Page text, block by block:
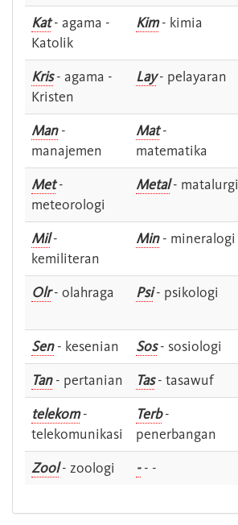
Kat- agama -
Katolik
Kim- kimia
Kris- agama -
Kristen
Lay- pelayaran
Man-
manajemen
Mat-
matematika
Met-
meteorologi
Metal- matalurgi
Mil-
kemiliteran
Min- mineralogi
Olr- olahraga Psi- psikologi
Sen- kesenian Sos- sosiologi
Tan- pertanian Tas- tasawuf
telekom-
telekomunikasi
Terb-
penerbangan
Zool- zoologi -- -